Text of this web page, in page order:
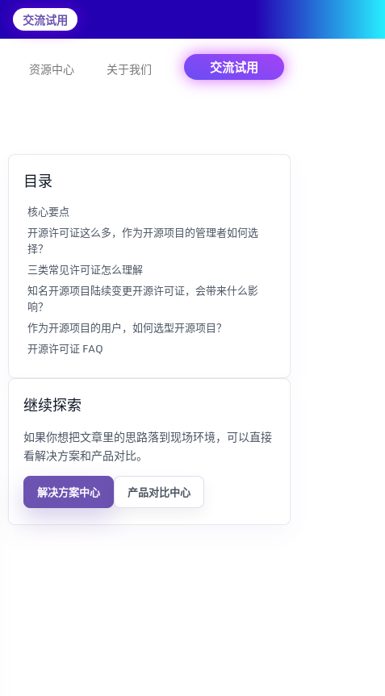
交流试用
资源中心 关于我们 交流试用
目录
核心要点
开源许可证这么多，作为开源项目的管理者如何选
择？
三类常见许可证怎么理解
知名开源项目陆续变更开源许可证，会带来什么影
响？
作为开源项目的用户，如何选型开源项目？
开源许可证 FAQ
继续探索
如果你想把文章里的思路落到现场环境，可以直接
看解决方案和产品对比。
解决方案中心 产品对比中心